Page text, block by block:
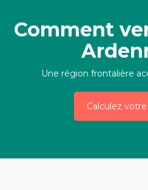
Comment
Une région frontalière
Calculez